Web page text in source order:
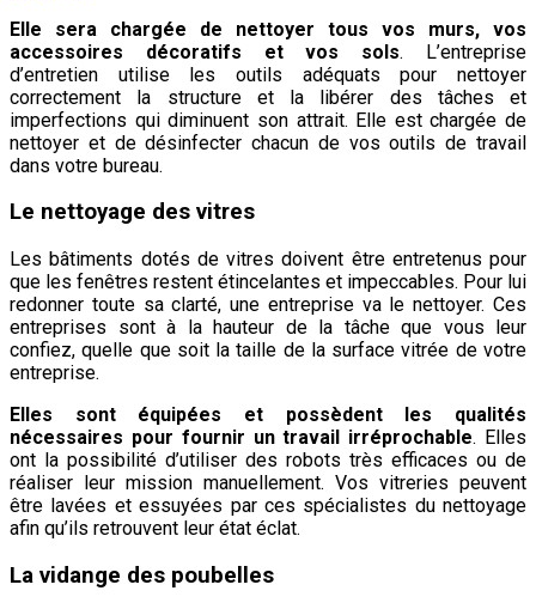
Elle sera chargée de nettoyer tous vos murs, vos
accessoires décoratifs et vos sols. L’entreprise
d’entretien utilise les outils adéquats pour nettoyer
correctement la structure et la libérer des tâches et
imperfections qui diminuent son attrait. Elle est chargée de
nettoyer et de désinfecter chacun de vos outils de travail
dans votre bureau.
Le nettoyage des vitres
Les bâtiments dotés de vitres doivent être entretenus pour
que les fenêtres restent étincelantes et impeccables. Pour lui
redonner toute sa clarté, une entreprise va le nettoyer. Ces
entreprises sont à la hauteur de la tâche que vous leur
confiez, quelle que soit la taille de la surface vitrée de votre
entreprise.
Elles sont équipées et possèdent les qualités
nécessaires pour fournir un travail irréprochable. Elles
ont la possibilité d’utiliser des robots très efficaces ou de
réaliser leur mission manuellement. Vos vitreries peuvent
être lavées et essuyées par ces spécialistes du nettoyage
afin qu’ils retrouvent leur état éclat.
La vidange des poubelles